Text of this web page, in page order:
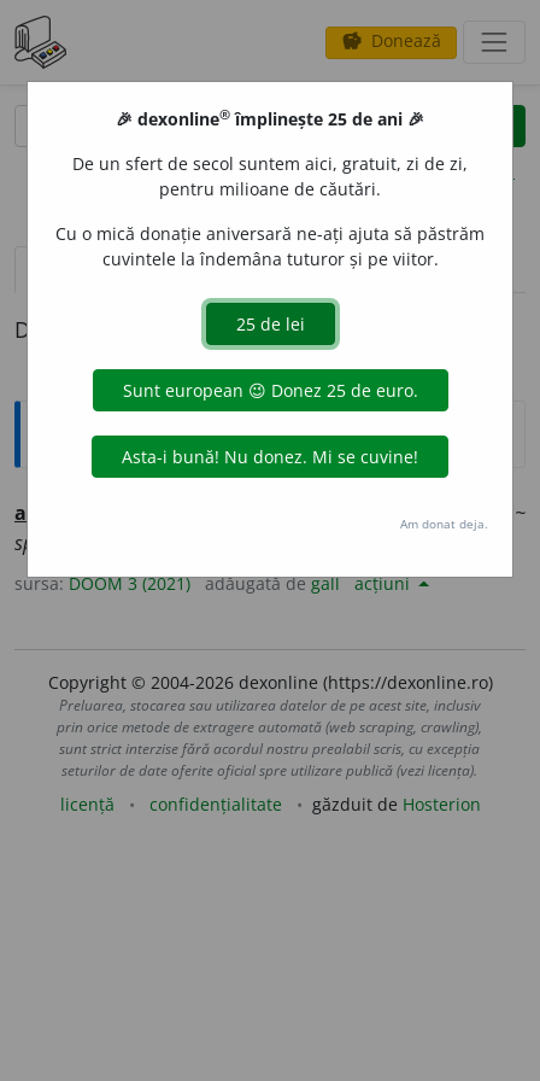
savings Donează
clear
opțiuni
definiții (1) pronunțievolume_up (1)
Definiția cu ID-ul 1323944:
Ortografice DOOM
a
~ Lupu, ~
spătar
sursa:DOOM 3 (2021) adăugată degall acțiuni
Copyright © 2004-2026 dexonline (https://dexonline.ro)
Preluarea, stocarea sau utilizarea datelor de pe acest site, inclusiv
prin orice metode de extragere automată (web scraping, crawling),
sunt strict interzise fără acordul nostru prealabil scris, cu excepția
seturilor de date oferite oficial spre utilizare publică (vezi licența).
licență confidențialitate găzduit de Hosterion
🎉 dexonline® împlinește 25 de ani 🎉
De un sfert de secol suntem aici, gratuit, zi de zi,
pentru milioane de căutări.
Cu o mică donație aniversară ne-ați ajuta să păstrăm
cuvintele la îndemâna tuturor și pe viitor.
Am donat deja.